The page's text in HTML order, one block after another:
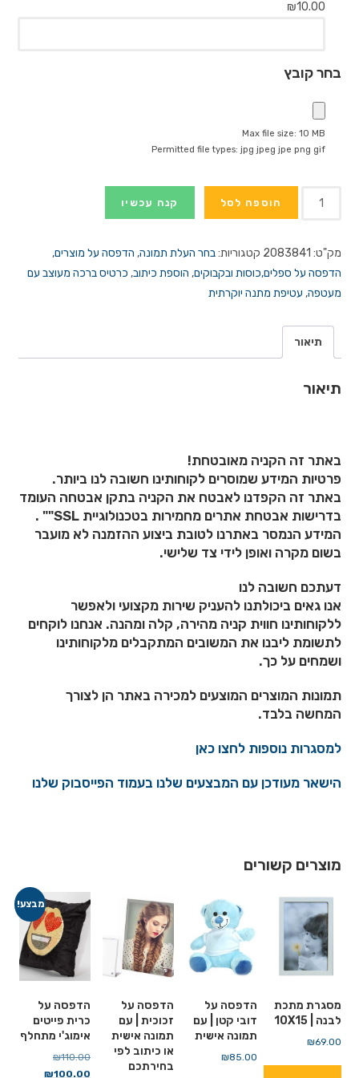
₪10.00
בחר קובץ
Max file size: 10 MB
Permitted file types: jpg jpeg jpe png gif
כמות
על
ספל
אלומיניום
הוספה לסל קנה עכשיו
מק"ט: 2083841 קטגוריות:בחר העלת תמונה, הדפסה על מוצרים,
הדפסה על ספלים,כוסות ובקבוקים, הוספת כיתוב, כרטיס ברכה מעוצב עם
מעטפה, עטיפת מתנה יוקרתית
תיאור
תיאור
באתר זה הקניה מאובטחת!
פרטיות המידע שמוסרים לקוחותינו חשובה לנו ביותר.
באתר זה הקפדנו לאבטח את הקניה בתקן אבטחה העומד
בדרישות אבטחת אתרים מחמירות בטכנולוגיית SSL"" .
המידע הנמסר באתרנו לטובת ביצוע ההזמנה לא מועבר
בשום מקרה ואופן לידי צד שלישי.
דעתכם חשובה לנו
אנו גאים ביכולתנו להעניק שירות מקצועי ולאפשר
ללקוחותינו חווית קניה מהירה, קלה ומהנה. אנחנו לוקחים
לתשומת ליבנו את המשובים המתקבלים מלקוחותינו
ושמחים על כך.
תמונות המוצרים המוצעים למכירה באתר הן לצורך
המחשה בלבד.
למסגרות נוספות לחצו כאן
הישאר מעודכן עם המבצעים שלנו בעמוד הפייסבוק שלנו
מוצרים קשורים
מסגרת מתכת
לבנה | 10X15
₪69.00
הדפסה על
דובי קטן | עם
תמונה אישית
₪85.00
הדפסה על
זכוכית | עם
תמונה אישית
או כיתוב לפי
בחירתכם
מבצע!
הדפסה על
כרית פייטים
אימוג'י מתחלף
₪110.00
המחיר
₪100.00
המחיר